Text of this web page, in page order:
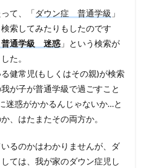
て、「ダウン症 普通学級 」
索してみたりもしたのです
普通学級 迷惑 」という検索が
た。
健常児(もしくはその親)が検索
が子が普通学級で過ごすこと
迷惑がかかるんじゃないか…と
、はたまたその両方か。
るのかはわかりませんが、ダ
ては、我が家のダウン症児し